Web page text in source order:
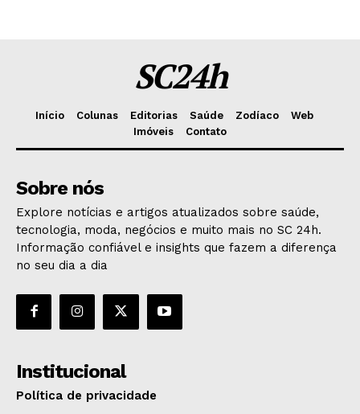
SC24h
Início Colunas Editorias Saúde Zodíaco
Web
Imóveis
Contato
Sobre nós
Explore notícias e artigos atualizados sobre saúde,
tecnologia, moda, negócios e muito mais no SC 24h.
Informação confiável e insights que fazem a diferença
no seu dia a dia
Institucional
Política de privacidade